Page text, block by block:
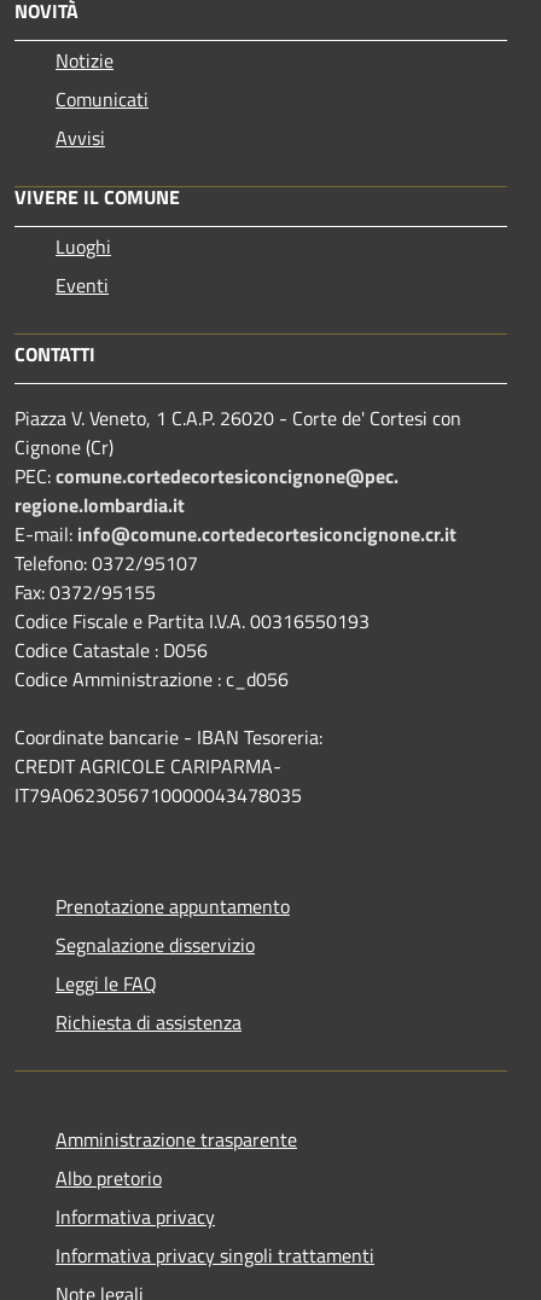
NOVITÀ
Notizie
Comunicati
Avvisi
VIVERE IL COMUNE
Luoghi
Eventi
CONTATTI
Piazza V. Veneto, 1 C.A.P. 26020 - Corte de' Cortesi con
Cignone (Cr)
PEC:comune.cortedecortesiconcignone@pec.
regione.lombardia.it
E-mail: info@comune.cortedecortesiconcignone.cr.it
Telefono: 0372/95107
Fax: 0372/95155
Codice Fiscale e Partita I.V.A. 00316550193
Codice Catastale : D056
Codice Amministrazione : c_d056
Coordinate bancarie - IBAN Tesoreria:
CREDIT AGRICOLE CARIPARMA-
IT79A0623056710000043478035
Prenotazione appuntamento
Segnalazione disservizio
Leggi le FAQ
Richiesta di assistenza
Amministrazione trasparente
Albo pretorio
Informativa privacy
Informativa privacy singoli trattamenti
Note legali